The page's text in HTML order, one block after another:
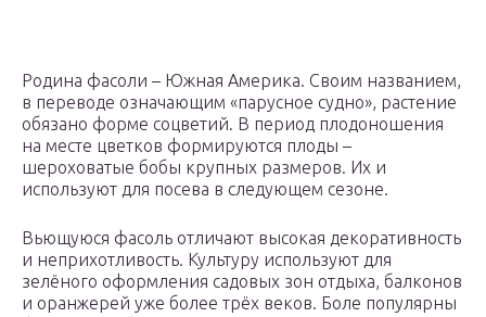
Родина фасоли – Южная Америка. Своим названием,
в переводе означающим «парусное судно», растение
обязано форме соцветий. В период плодоношения
на месте цветков формируются плоды –
шероховатые бобы крупных размеров. Их и
используют для посева в следующем сезоне.
Вьющуюся фасоль отличают высокая декоративность
и неприхотливость. Культуру используют для
зелёного оформления садовых зон отдыха, балконов
и оранжерей уже более трёх веков. Боле популярны